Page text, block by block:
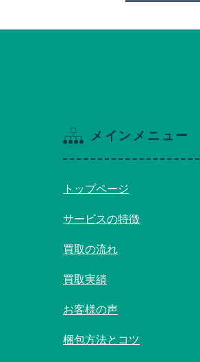
メインメニュー
トップページ
サービスの特徴
買取の流れ
買取実績
お客様の声
梱包方法とコツ